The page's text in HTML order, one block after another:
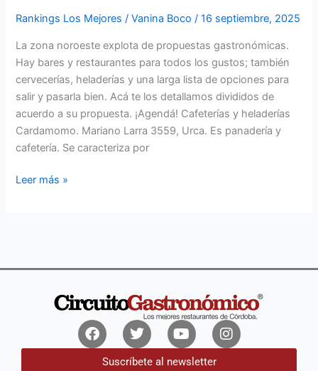
Rankings Los Mejores /Vanina Boco/16 septiembre, 2025
La zona noroeste explota de propuestas gastronómicas.
Hay bares y restaurantes para todos los gustos; también
cervecerías, heladerías y una larga lista de opciones para
salir y pasarla bien. Acá te los detallamos divididos de
acuerdo a su propuesta. ¡Agendá! Cafeterías y heladerías
Cardamomo. Mariano Larra 3559, Urca. Es panadería y
cafetería. Se caracteriza por
Leer más »
FacebookTwitterYoutubeInstagram
Suscríbete al newsletter